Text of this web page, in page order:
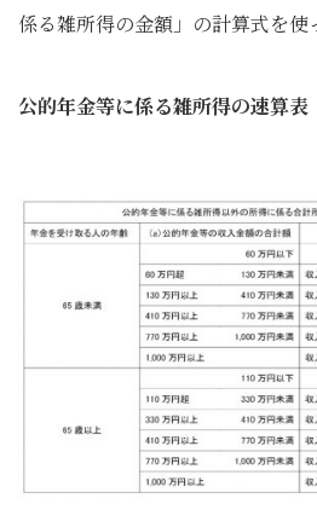
係る雑所得の金額」の計算式を使
公的年金等に係る雑所得の速算